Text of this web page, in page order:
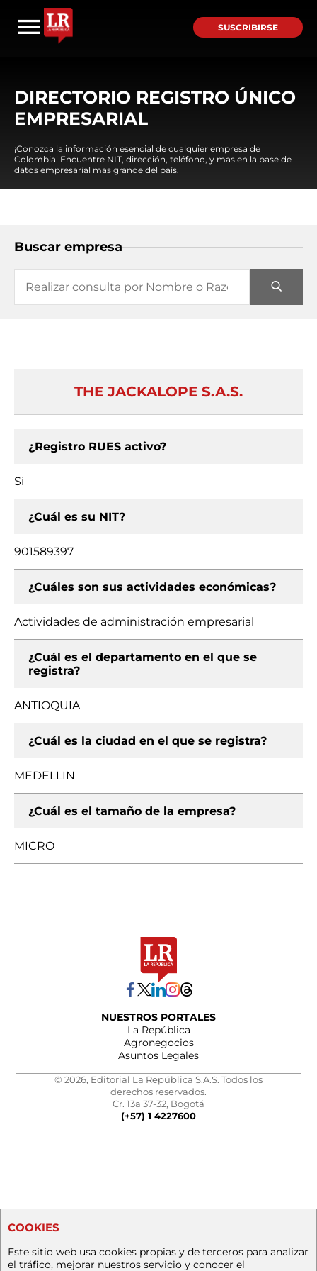
SUSCRIBIRSE
DIRECTORIO REGISTRO ÚNICO
EMPRESARIAL
¡Conozca la información esencial de cualquier empresa de
Colombia! Encuentre NIT, dirección, teléfono, y mas en la base de
datos empresarial mas grande del país.
Buscar empresa
THE JACKALOPE S.A.S.
¿Registro RUES activo?
Si
¿Cuál es su NIT?
901589397
¿Cuáles son sus actividades económicas?
Actividades de administración empresarial
¿Cuál es el departamento en el que se
registra?
ANTIOQUIA
¿Cuál es la ciudad en el que se registra?
MEDELLIN
¿Cuál es el tamaño de la empresa?
MICRO
NUESTROS PORTALES
La República
Agronegocios
Asuntos Legales
© 2026, Editorial La República S.A.S. Todos los
derechos reservados.
Cr. 13a 37-32, Bogotá
(+57) 1 4227600
COOKIES
Este sitio web usa cookies propias y de terceros para analizar
el tráfico, mejorar nuestros servicio y conocer el